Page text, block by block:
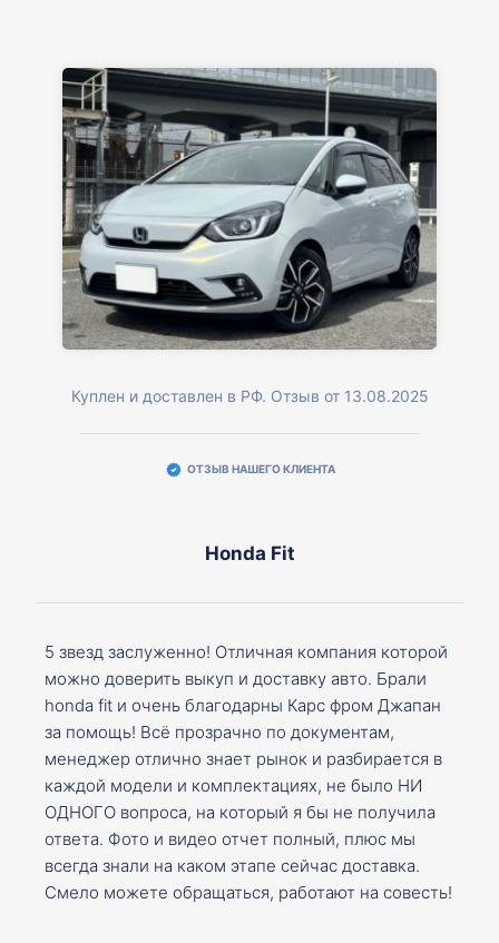
Куплен и доставлен в РФ. Отзыв от 13.08.2025
ОТЗЫВ НАШЕГО КЛИЕНТА
Honda Fit
5 звезд заслуженно! Отличная компания которой
можно доверить выкуп и доставку авто. Брали
honda fit и очень благодарны Карс фром Джапан
за помощь! Всё прозрачно по документам,
менеджер отлично знает рынок и разбирается в
каждой модели и комплектациях, не было НИ
ОДНОГО вопроса, на который я бы не получила
ответа. Фото и видео отчет полный, плюс мы
всегда знали на каком этапе сейчас доставка.
Смело можете обращаться, работают на совесть!